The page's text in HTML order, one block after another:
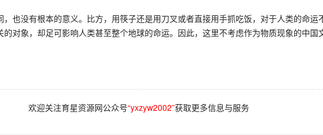
没有根本的意义。比方，用筷子还是用刀叉或者直接用手抓吃饭，对于人类的命运
对象，却足可影响人类甚至整个地球的命运。因此，这里不考虑作为物质现象的中
欢迎关注育星资源网公众号“yxzyw2002”获取更多信息与服务